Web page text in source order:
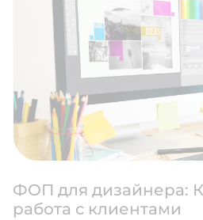
ФОП для дизайнера:
работа с клиентами